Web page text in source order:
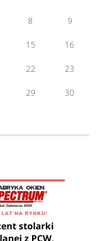
8 9
15 16
22 23
29 30